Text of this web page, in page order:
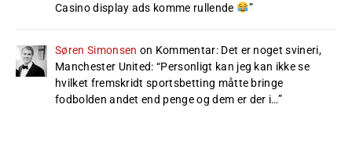
Casino display ads komme rullende
”
Søren Simonsen on Kommentar: Det er noget svineri,
Manchester United: “Personligt kan jeg kan ikke se
hvilket fremskridt sportsbetting måtte bringe
fodbolden andet end penge og dem er der i…”